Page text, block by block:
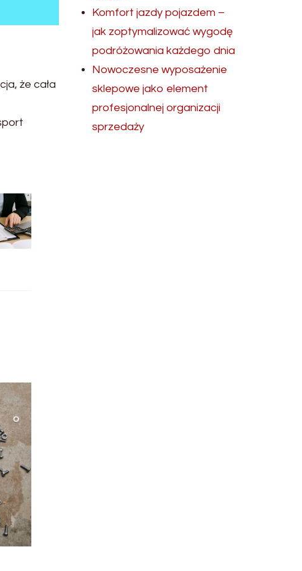
że cała
Komfort jazdy pojazdem –
jak zoptymalizować wygodę
podróżowania każdego dnia
Nowoczesne wyposażenie
sklepowe jako element
profesjonalnej organizacji
sprzedaży